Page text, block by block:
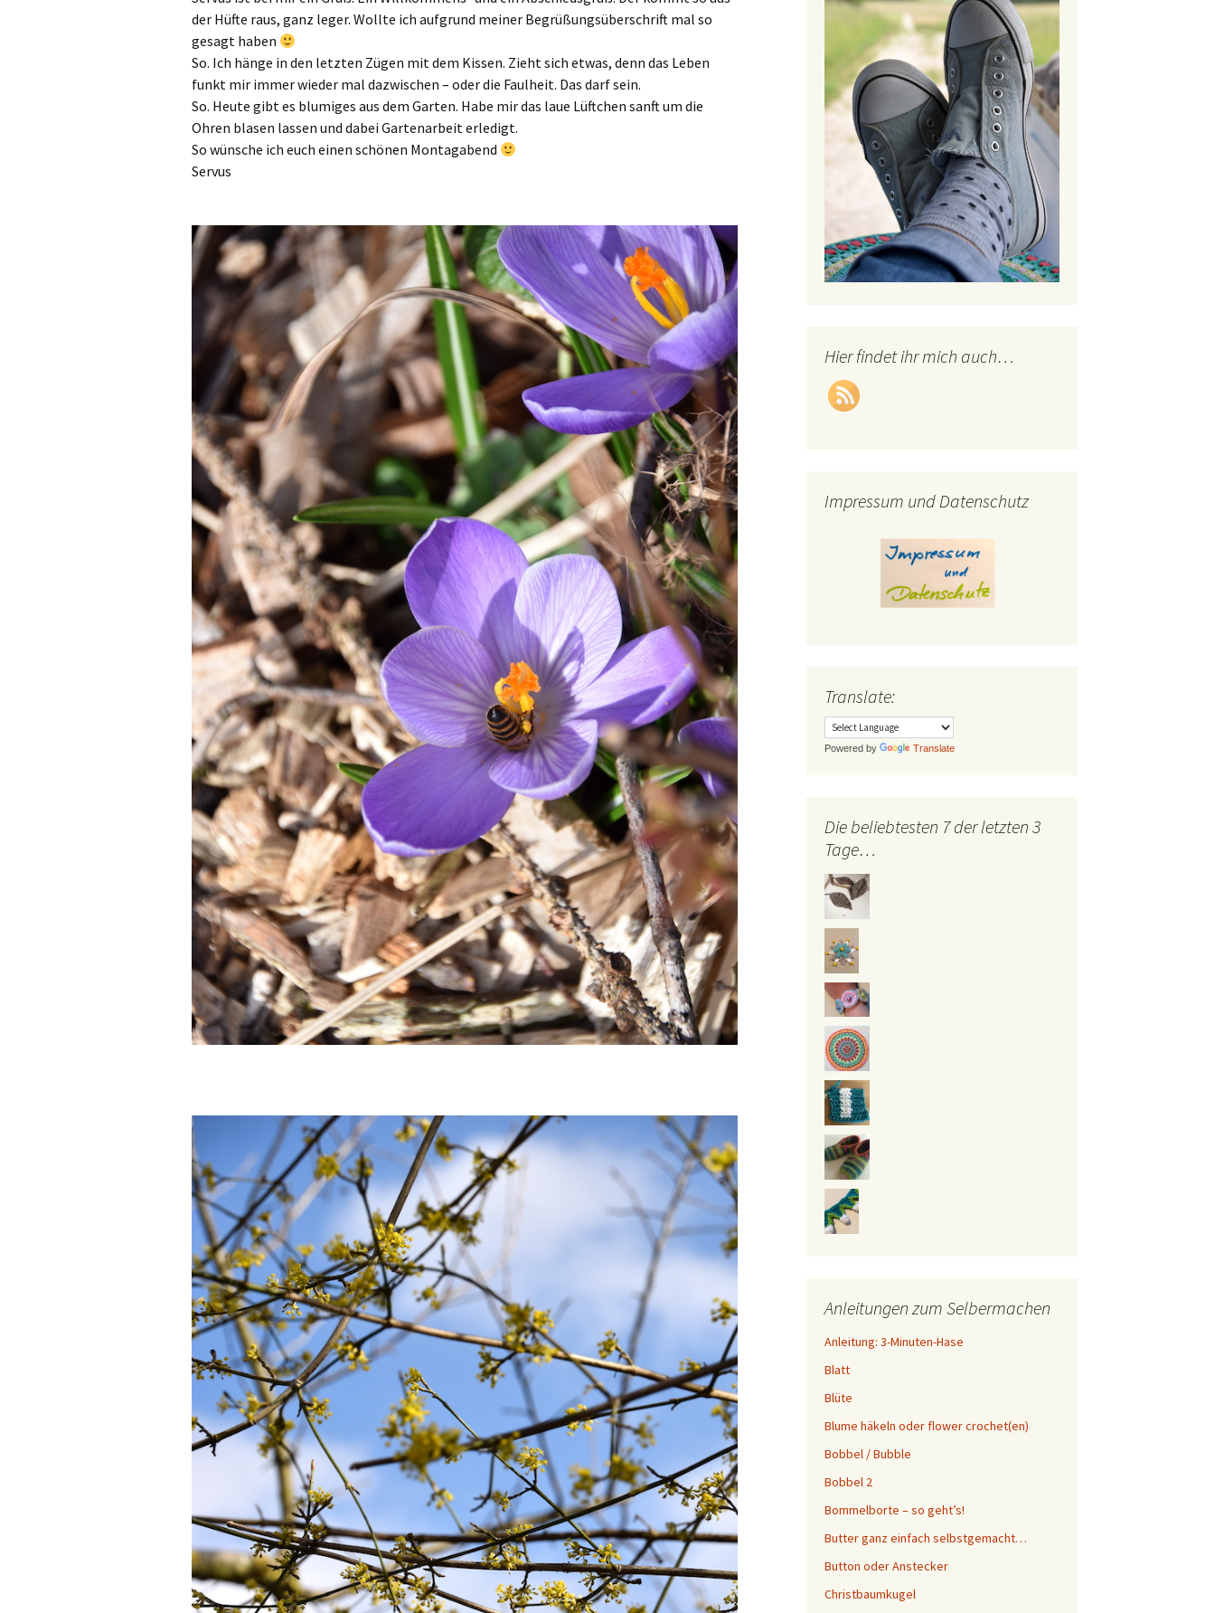
der Hüfte raus, ganz leger. Wollte ich aufgrund meiner Begrüßungsüberschrift mal so
gesagt haben
So. Ich hänge in den letzten Zügen mit dem Kissen. Zieht sich etwas, denn das Leben
funkt mir immer wieder mal dazwischen – oder die Faulheit. Das darf sein.
So. Heute gibt es blumiges aus dem Garten. Habe mir das laue Lüftchen sanft um die
Ohren blasen lassen und dabei Gartenarbeit erledigt.
So wünsche ich euch einen schönen Montagabend
Servus
Hier findet ihr mich auch…
Impressum und Datenschutz
Translate:
Powered by Translate
Die beliebtesten 7 der letzten 3
Tage…
Anleitungen zum Selbermachen
Anleitung: 3-Minuten-Hase
Blatt
Blüte
Blume häkeln oder flower crochet(en)
Bobbel / Bubble
Bobbel 2
Bommelborte – so geht’s!
Butter ganz einfach selbstgemacht…
Button oder Anstecker
Christbaumkugel